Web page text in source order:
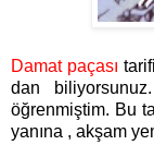
Damat paçası
dan
öğrenmiştim. Bu
yanına , akşam